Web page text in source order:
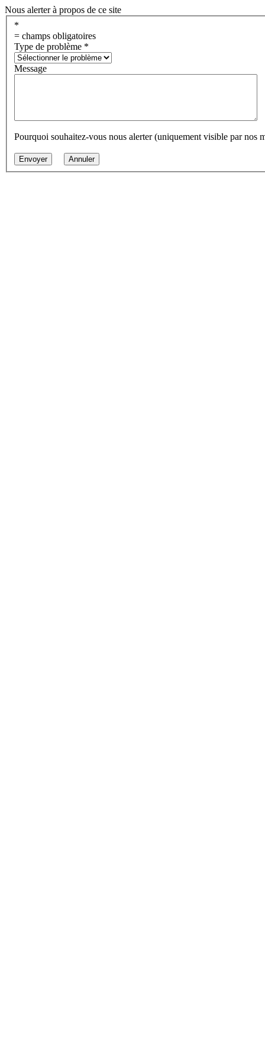
Nous alerter à propos de ce site
*
= champs obligatoires
Type de problème *
Message
Pourquoi souhaitez-vous nous alerter (uniquement visible par nos